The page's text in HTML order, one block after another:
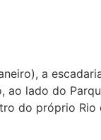
a
lado do
do próprio